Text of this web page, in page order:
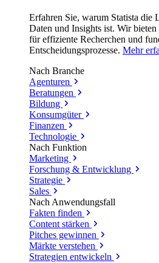
Erfahren Sie, warum Statista die
Daten und Insights ist. Wir
für effiziente Recherchen und
Entscheidungsprozesse. Mehr
Nach Branche
Agenturen
Beratungen
Bildung
Konsumgüter
Finanzen
Technologie
Nach Funktion
Marketing
Forschung & Entwicklung
Strategie
Sales
Nach Anwendungsfall
Fakten finden
Content stärken
Pitches gewinnen
Märkte verstehen
Strategien entwickeln